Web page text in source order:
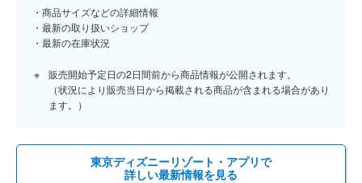
商品サイズなどの詳細情報
最新の取り扱いショップ
最新の在庫状況
販売開始予定日の2日間前から商品情報が公開されます。
（状況により販売当日から掲載される商品が含まれる場合があり
ます。）
東京ディズニーリゾート・アプリで
詳しい最新情報を見る